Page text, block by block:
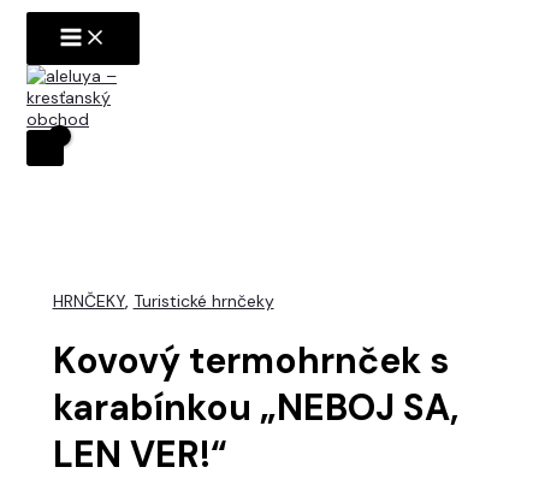
HRNČEKY, Turistické hrnčeky
Kovový termohrnček s
karabínkou „NEBOJ SA,
LEN VER!“